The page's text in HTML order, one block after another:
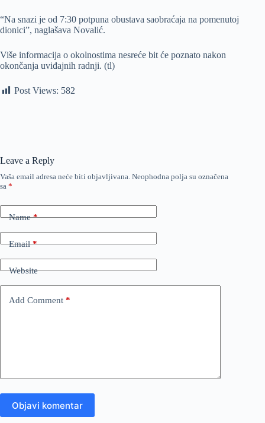
“Na snazi je od 7:30 potpuna obustava saobraćaja na pomenutoj
dionici”, naglašava Novalić.
Više informacija o okolnostima nesreće bit će poznato nakon
okončanja uviđajnih radnji. (tl)
Post Views: 582
Leave a Reply
Vaša email adresa neće biti objavljivana. Neophodna polja su označena
sa *
Name*
Email*
Website
Add Comment *
Objavi komentar